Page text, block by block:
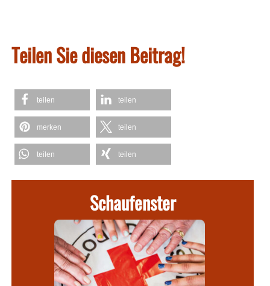
Teilen Sie diesen Beitrag!
teilen teilen
merken teilen
teilen teilen
Schaufenster